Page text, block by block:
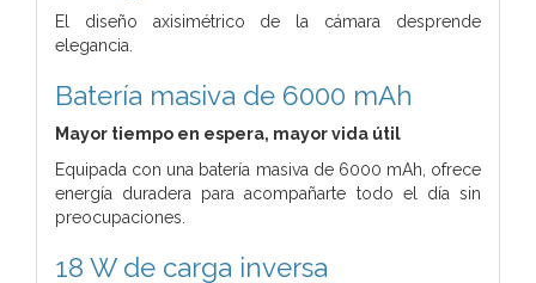
El diseño axisimétrico de la cámara desprende
elegancia.
Batería masiva de 6000 mAh
Mayor tiempo en espera, mayor vida útil
Equipada con una batería masiva de 6000 mAh, ofrece
energía duradera para acompañarte todo el día sin
preocupaciones.
18 W de carga inversa